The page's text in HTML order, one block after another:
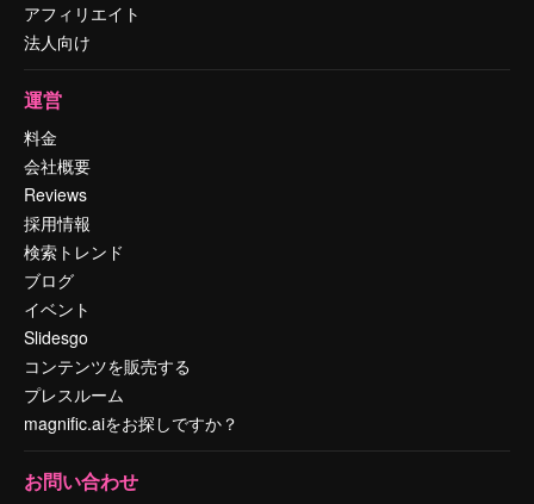
アフィリエイト
法人向け
運営
料金
会社概要
Reviews
採用情報
検索トレンド
ブログ
イベント
Slidesgo
コンテンツを販売する
プレスルーム
magnific.aiをお探しですか？
お問い合わせ